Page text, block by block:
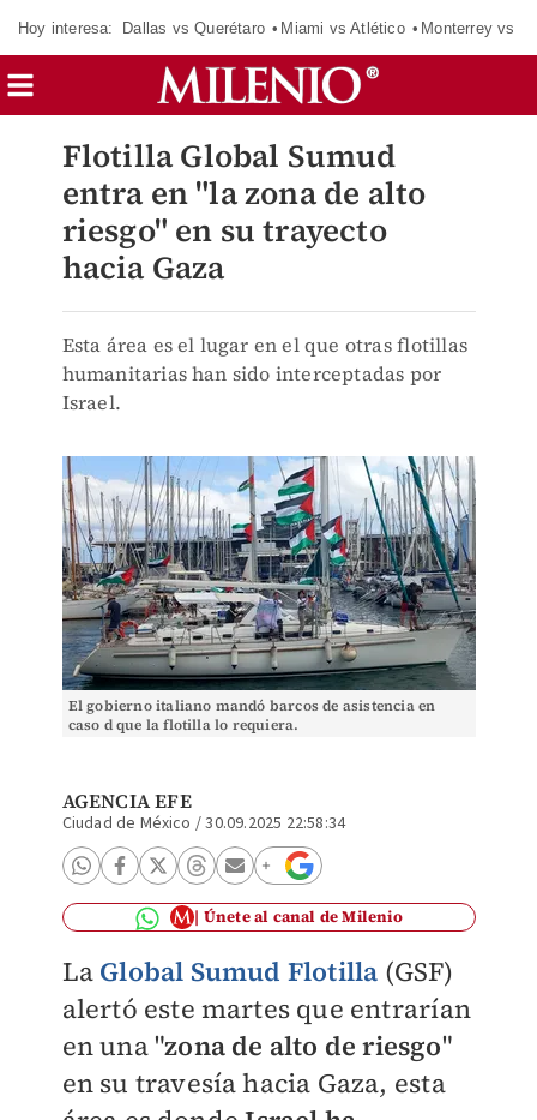
Hoy interesa: Dallas vs Querétaro Miami vs Atlético Monterrey vs
Flotilla Global Sumud
entra en "la zona de alto
riesgo" en su trayecto
hacia Gaza
Esta área es el lugar en el que otras flotillas
humanitarias han sido interceptadas por
Israel.
El gobierno italiano mandó barcos de asistencia en
caso d que la flotilla lo requiera.
AGENCIA EFE
Ciudad de México /30.09.2025 22:58:34
Únete al canal de Milenio
La Global Sumud Flotilla (GSF)
alertó este martes que entrarían
en una "zona de alto de riesgo"
en su travesía hacia Gaza, esta